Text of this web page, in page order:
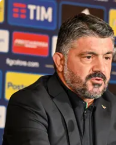
APP
Android
Apple